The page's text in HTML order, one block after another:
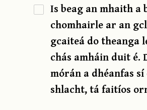
Is beag an mhaith a
chomhairle ar an
gcaiteá do theanga
chás amháin duit é.
mórán a dhéanfas
shlacht, tá faitíos